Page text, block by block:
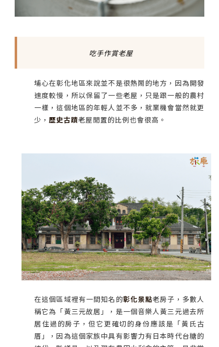
吃手作賞老屋
埔心在彰化地區來說並不是很熱鬧的地方，因為開發
速度較慢，所以保留了一些老屋，只是跟一般的農村
一樣，這個地區的年輕人並不多，就業機會當然就更
少， 歷史古蹟老屋閒置的比例也會很高。
在這個區域裡有一間知名的彰化景點老房子，多數人
稱它為「黃三元故居」，是一個音樂人黃三元過去所
居住過的房子，但它更確切的身份應該是「黃氏古
厝」，因為這個家族中具有影響力有日本時代台糖的